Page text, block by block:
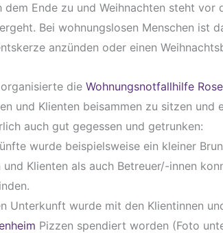
dem Ende zu und Weihnachten steht
Bei wohnungslosen Menschen ist
anzünden oder einen
die Wohnungsnotfallhilfe
und Klienten beisammen zu sitzen
auch gut gegessen und getrunken:
wurde beispielsweise ein kleiner
und Klienten als auch Betreuer/-innen
Unterkunft wurde mit den Klientinnen
Pizzen spendiert worden (Foto